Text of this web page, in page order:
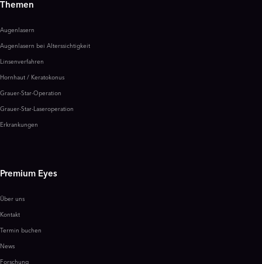
Themen
Augenlasern
Augenlasern bei Alterssichtigkeit
Linsenverfahren
Hornhaut / Keratokonus
Grauer-Star-Operation
Grauer-Star-Laseroperation
Erkrankungen
Premium Eyes
Über uns
Kontakt
Termin buchen
News
Forschung